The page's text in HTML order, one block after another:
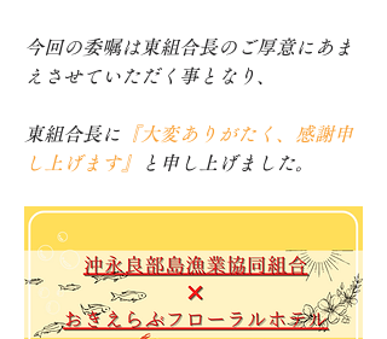
今回の委嘱は東組合長のご厚意にあま
えさせていただく事となり、
東組合長に 『大変ありがたく、感謝申
し上げます』
と申し上げました。